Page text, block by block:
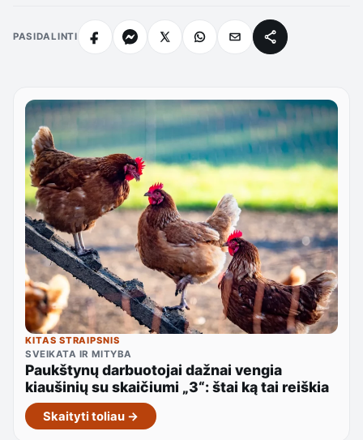
PASIDALINTI
KITAS STRAIPSNIS
SVEIKATA IR MITYBA
Paukštynų darbuotojai dažnai vengia
kiaušinių su skaičiumi „3“: štai ką tai reiškia
Skaityti toliau →